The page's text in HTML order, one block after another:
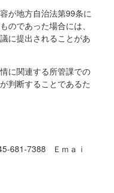
が地方自治法第99条に
のであった場合には、
に提出されることがあ
に関連する所管課での
判断することであるた
681-7388 Ｅｍａｉ